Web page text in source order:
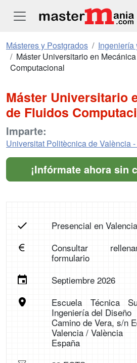
Másteres y Postgrados
Ingeniería
Máster Universitario en
Computacional
Máster Universitario
de Fluidos
Imparte:
Universitat Politècnica de València
¡Infórmate ahora sin
Presencial en
Consultar
formulario
Septiembre 2026
Escuela Técnica
Ingeniería del Diseño
Camino de Vera, s/n
Valencia / València
España